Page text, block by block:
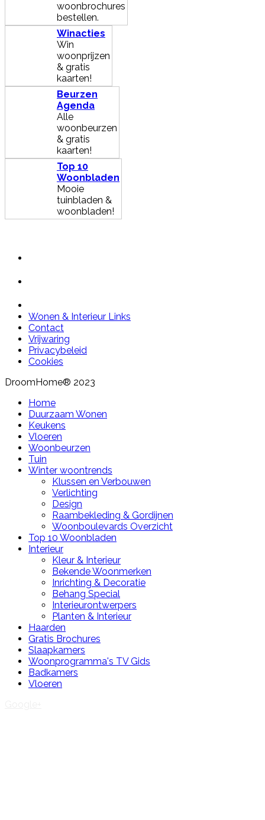
woonbrochures
bestellen.
Winacties
Win
woonprijzen
& gratis
kaarten!
Beurzen
Agenda
Alle
woonbeurzen
& gratis
kaarten!
Top 10
Woonbladen
Mooie
tuinbladen &
woonbladen!
Wonen & Interieur Links
Contact
Vrijwaring
Privacybeleid
Cookies
DroomHome® 2023
Home
Duurzaam Wonen
Keukens
Vloeren
Woonbeurzen
Tuin
Winter woontrends
Klussen en Verbouwen
Verlichting
Design
Raambekleding & Gordijnen
Woonboulevards Overzicht
Top 10 Woonbladen
Interieur
Kleur & Interieur
Bekende Woonmerken
Inrichting & Decoratie
Behang Special
Interieurontwerpers
Planten & Interieur
Haarden
Gratis Brochures
Slaapkamers
Woonprogramma's TV Gids
Badkamers
Vloeren